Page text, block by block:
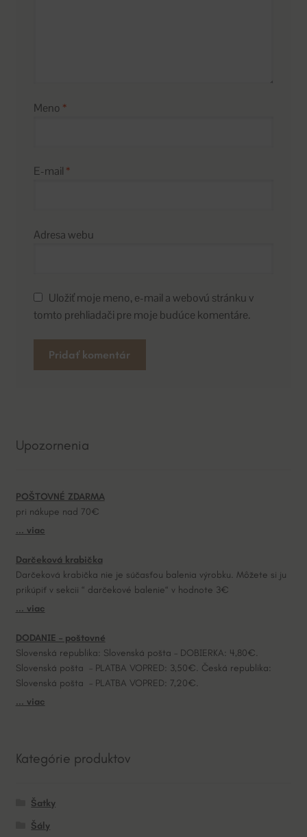
Meno *
E-mail *
Adresa webu
Uložiť moje meno, e-mail a webovú stránku v
tomto prehliadači pre moje budúce komentáre.
r
t
i
v
:
Upozornenia
POŠTOVNÉ ZDARMA
pri nákupe nad 70€
... viac
Darčeková krabička
Darčeková krabička nie je súčasťou balenia výrobku. Môžete si ju
prikúpiť v sekcii “ darčekové balenie“ v hodnote 3€
... viac
DODANIE – poštovné
Slovenská republika: Slovenská pošta – DOBIERKA: 4,80€.
Slovenská pošta – PLATBA VOPRED: 3,50€. Česká republika:
Slovenská pošta – PLATBA VOPRED: 7,20€.
... viac
Kategórie produktov
Šatky
Šály